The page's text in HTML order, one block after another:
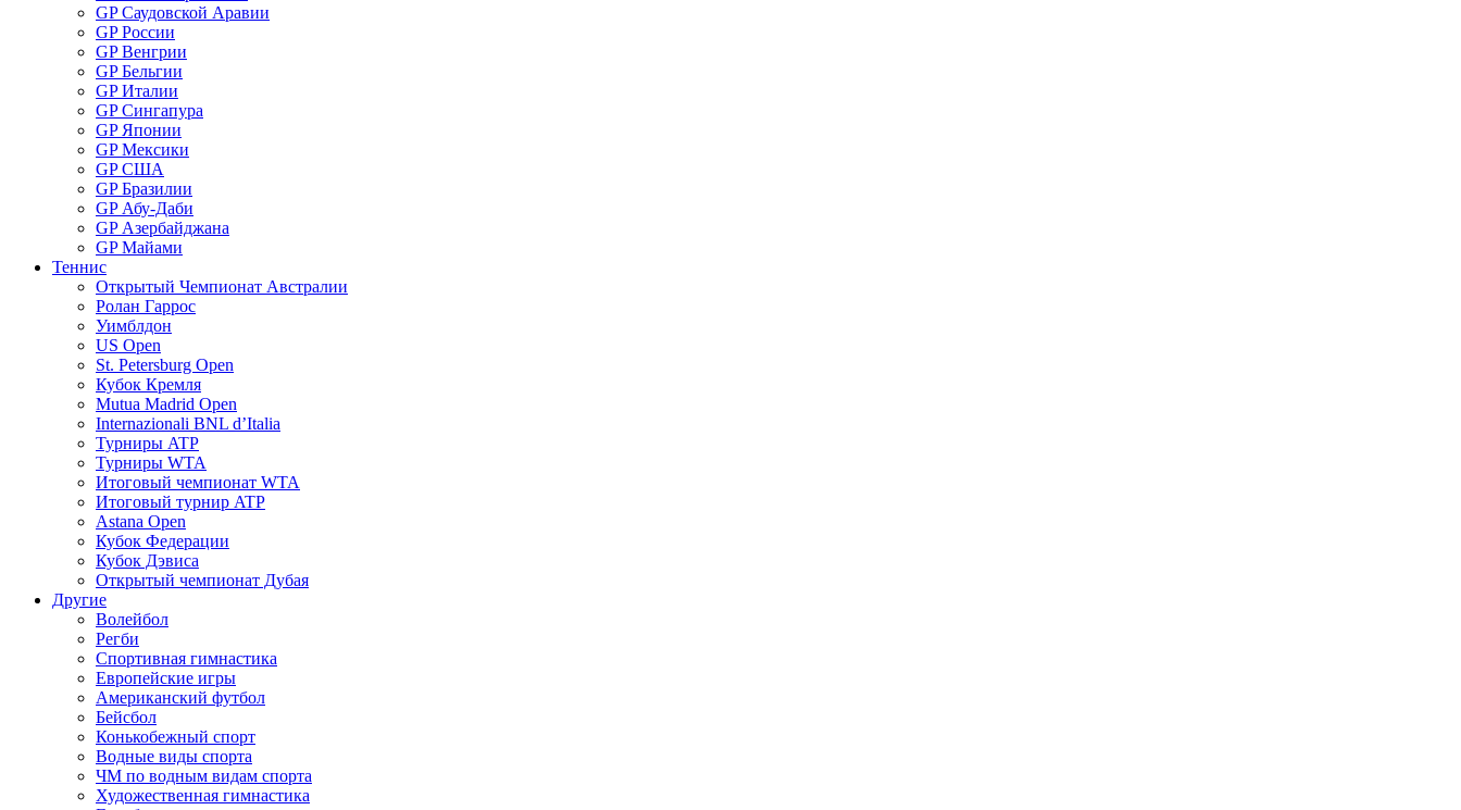
GP Саудовской Аравии
GP России
GP Венгрии
GP Бельгии
GP Италии
GP Сингапура
GP Японии
GP Мексики
GP США
GP Бразилии
GP Абу-Даби
GP Азербайджана
GP Майами
Теннис
Открытый Чемпионат Австралии
Ролан Гаррос
Уимблдон
US Open
St. Petersburg Open
Кубок Кремля
Mutua Madrid Open
Internazionali BNL d’Italia
Турниры ATP
Турниры WTA
Итоговый чемпионат WTA
Итоговый турнир ATP
Astana Open
Кубок Федерации
Кубок Дэвиса
Открытый чемпионат Дубая
Другие
Волейбол
Регби
Спортивная гимнастика
Европейские игры
Американский футбол
Бейсбол
Конькобежный спорт
Водные виды спорта
ЧМ по водным видам спорта
Художественная гимнастика